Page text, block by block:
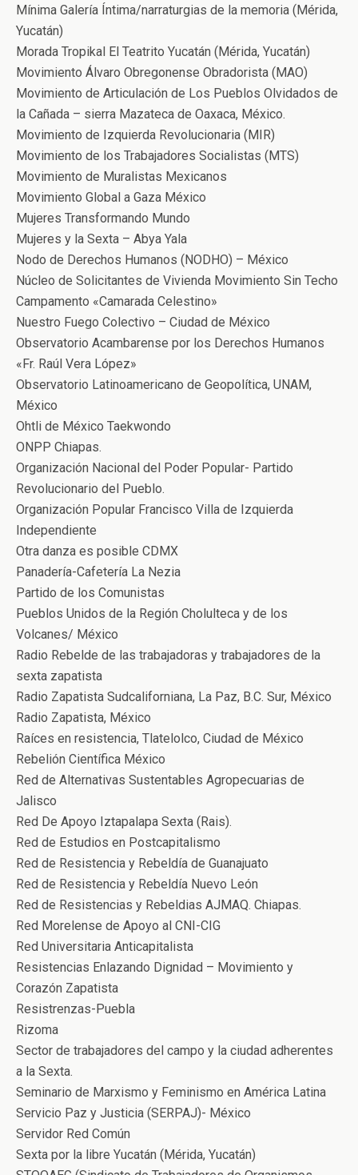
Mínima Galería Íntima/narraturgias de la memoria (Mérida,
Yucatán)
Morada Tropikal El Teatrito Yucatán (Mérida, Yucatán)
Movimiento Álvaro Obregonense Obradorista (MAO)
Movimiento de Articulación de Los Pueblos Olvidados de
la Cañada – sierra Mazateca de Oaxaca, México.
Movimiento de Izquierda Revolucionaria (MIR)
Movimiento de los Trabajadores Socialistas (MTS)
Movimiento de Muralistas Mexicanos
Movimiento Global a Gaza México
Mujeres Transformando Mundo
Mujeres y la Sexta – Abya Yala
Nodo de Derechos Humanos (NODHO) – México
Núcleo de Solicitantes de Vivienda Movimiento Sin Techo
Campamento «Camarada Celestino»
Nuestro Fuego Colectivo – Ciudad de México
Observatorio Acambarense por los Derechos Humanos
«Fr. Raúl Vera López»
Observatorio Latinoamericano de Geopolítica, UNAM,
México
Ohtli de México Taekwondo
ONPP Chiapas.
Organización Nacional del Poder Popular- Partido
Revolucionario del Pueblo.
Organización Popular Francisco Villa de Izquierda
Independiente
Otra danza es posible CDMX
Panadería-Cafetería La Nezia
Partido de los Comunistas
Pueblos Unidos de la Región Cholulteca y de los
Volcanes/ México
Radio Rebelde de las trabajadoras y trabajadores de la
sexta zapatista
Radio Zapatista Sudcaliforniana, La Paz, B.C. Sur, México
Radio Zapatista, México
Raíces en resistencia, Tlatelolco, Ciudad de México
Rebelión Científica México
Red de Alternativas Sustentables Agropecuarias de
Jalisco
Red De Apoyo Iztapalapa Sexta (Rais).
Red de Estudios en Postcapitalismo
Red de Resistencia y Rebeldía de Guanajuato
Red de Resistencia y Rebeldía Nuevo León
Red de Resistencias y Rebeldias AJMAQ. Chiapas.
Red Morelense de Apoyo al CNI-CIG
Red Universitaria Anticapitalista
Resistencias Enlazando Dignidad – Movimiento y
Corazón Zapatista
Resistrenzas-Puebla
Rizoma
Sector de trabajadores del campo y la ciudad adherentes
a la Sexta.
Seminario de Marxismo y Feminismo en América Latina
Servicio Paz y Justicia (SERPAJ)- México
Servidor Red Común
Sexta por la libre Yucatán (Mérida, Yucatán)